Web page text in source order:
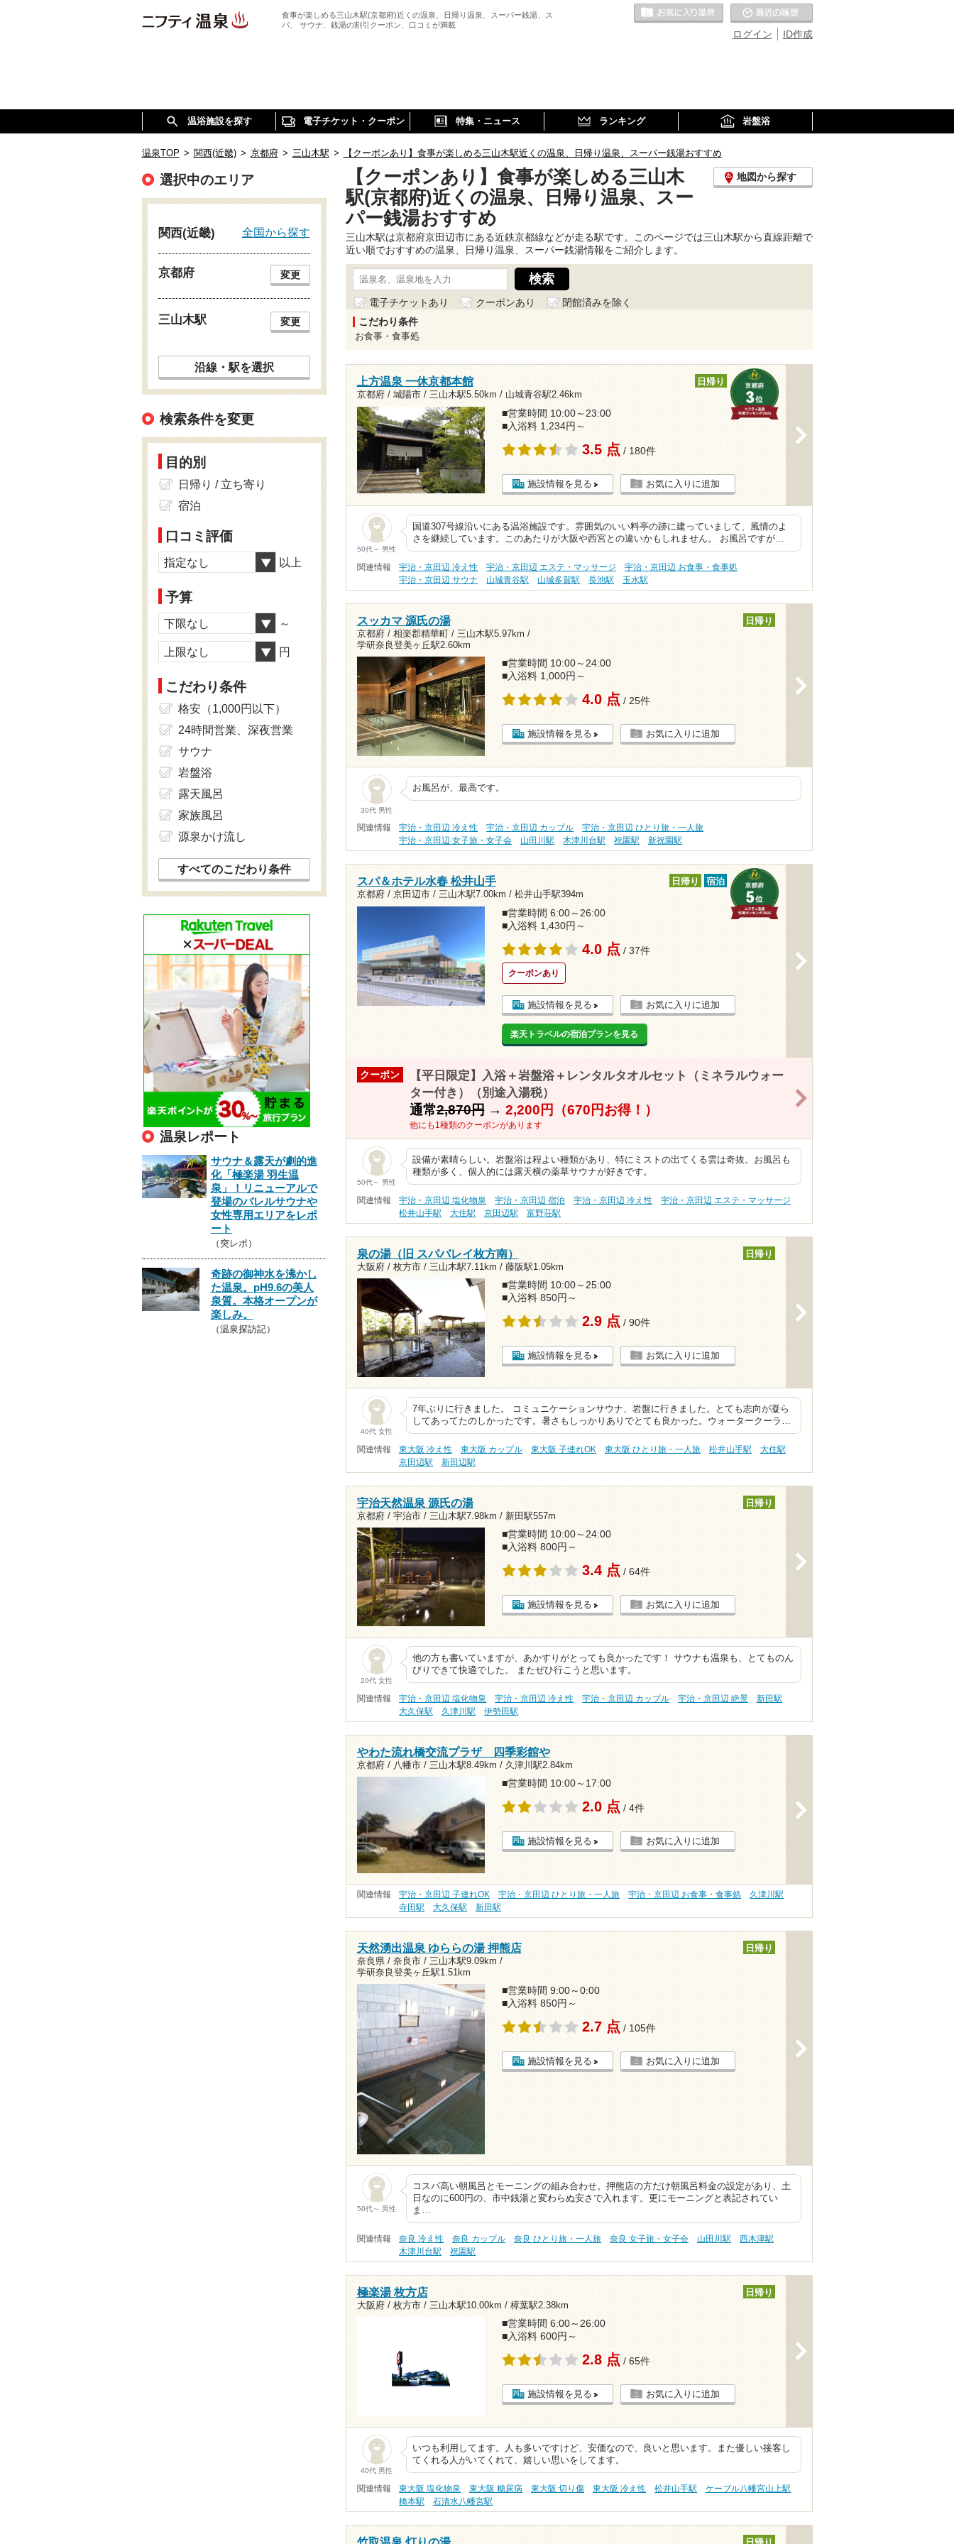
食事が楽しめる三山木駅(京都府)近くの温泉、日帰り温泉、スーパー銭湯、ス
パ、 サウナ、銭湯の割引クーポン、口コミが満載
ID作成
ログイン
お気に入りの温泉
温浴施設を探す 電子チケット・クーポン 特集・ニュース ランキング 岩盤浴
温泉TOP > 関西(近畿) > 京都府 > 三山木駅 > 【クーポンあり】食事が楽しめる三山木駅近くの温泉、日帰り温泉、スーパー銭湯おすすめ
【クーポンあり】食事が楽しめる三山木
駅(京都府)近くの温泉、日帰り温泉、スー
パー銭湯おすすめ
地図から探す
三山木駅は京都府京田辺市にある近鉄京都線などが走る駅です。このページでは三山木駅から直線距離で
近い順でおすすめの温泉、日帰り温泉、スーパー銭湯情報をご紹介します。
電子チケットあり クーポンあり
閉館済みを除く
こだわり条件
お食事・食事処
上方温泉 一休京都本館
京都府 / 城陽市 / 三山木駅5.50km / 山城青谷駅2.46km
日帰り
■営業時間 10:00～23:00
■入浴料 1,234円～
3.5 点 / 180件
施設情報を見る お気に入りに追加
50代～ 男性
国道307号線沿いにある温浴施設です。雰囲気のいい料亭の跡に建っていまして、風情のよ
さを継続しています。このあたりが大阪や西宮との違いかもしれません。 お風呂ですが…
関連情報 宇治・京田辺 冷え性 宇治・京田辺 エステ・マッサージ
宇治・京田辺 お食事・食事処
宇治・京田辺 サウナ
山城青谷駅 山城多賀駅 長池駅 玉水駅
スッカマ 源氏の湯
京都府 / 相楽郡精華町 / 三山木駅5.97km /
学研奈良登美ヶ丘駅2.60km
日帰り
■営業時間 10:00～24:00
■入浴料 1,000円～
4.0 点 / 25件
施設情報を見る お気に入りに追加
30代 男性
お風呂が、最高です。
関連情報 宇治・京田辺 冷え性 宇治・京田辺 カップル
宇治・京田辺 ひとり旅・一人旅
宇治・京田辺 女子旅・女子会
山田川駅 木津川台駅 祝園駅 新祝園駅
スパ＆ホテル水春 松井山手
京都府 / 京田辺市 / 三山木駅7.00km / 松井山手駅394m
日帰り 宿泊
■営業時間 6:00～26:00
■入浴料 1,430円～
4.0 点 / 37件
クーポンあり
施設情報を見る お気に入りに追加
楽天トラベルの宿泊プランを見る
クーポン
【平日限定】入浴＋岩盤浴＋レンタルタオルセット（ミネラルウォー
ター付き）（別途入湯税）
通常2,870円→ 2,200円（670円お得！）
他にも1種類のクーポンがあります
>
50代～ 男性
設備が素晴らしい。岩盤浴は程よい種類があり、特にミストの出てくる雲は奇抜。お風呂も
種類が多く、個人的には露天横の薬草サウナが好きです。
関連情報 宇治・京田辺 塩化物泉 宇治・京田辺 宿泊 宇治・京田辺 冷え性
宇治・京田辺 エステ・マッサージ
松井山手駅
大住駅 京田辺駅 富野荘駅
泉の湯（旧 スパバレイ枚方南）
大阪府 / 枚方市 / 三山木駅7.11km / 藤阪駅1.05km
日帰り
■営業時間 10:00～25:00
■入浴料 850円～
2.9 点 / 90件
施設情報を見る お気に入りに追加
40代 女性
7年ぶりに行きました。 コミュニケーションサウナ、岩盤に行きました。とても志向が凝ら
してあってたのしかったです。暑さもしっかりありでとても良かった。ウォータークーラ…
関連情報 東大阪 冷え性 東大阪 カップル 東大阪 子連れOK 東大阪 ひとり旅・一人旅 松井山手駅
大住駅
京田辺駅
新田辺駅
宇治天然温泉 源氏の湯
京都府 / 宇治市 / 三山木駅7.98km / 新田駅557m
日帰り
■営業時間 10:00～24:00
■入浴料 800円～
3.4 点 / 64件
施設情報を見る お気に入りに追加
20代 女性
他の方も書いていますが、あかすりがとっても良かったです！ サウナも温泉も、とてものん
びりできて快適でした。 またぜひ行こうと思います。
関連情報 宇治・京田辺 塩化物泉 宇治・京田辺 冷え性 宇治・京田辺 カップル 宇治・京田辺 絶景
新田駅
大久保駅
久津川駅 伊勢田駅
やわた流れ橋交流プラザ 四季彩館や
京都府 / 八幡市 / 三山木駅8.49km / 久津川駅2.84km
■営業時間 10:00～17:00
2.0 点 / 4件
施設情報を見る お気に入りに追加
関連情報 宇治・京田辺 子連れOK 宇治・京田辺 ひとり旅・一人旅 宇治・京田辺 お食事・食事処
久津川駅
寺田駅
大久保駅 新田駅
天然湧出温泉 ゆららの湯 押熊店
奈良県 / 奈良市 / 三山木駅9.09km /
学研奈良登美ヶ丘駅1.51km
日帰り
■営業時間 9:00～0:00
■入浴料 850円～
2.7 点 / 105件
施設情報を見る お気に入りに追加
50代～ 男性
コスパ高い朝風呂とモーニングの組み合わせ。押熊店の方だけ朝風呂料金の設定があり、土
日なのに600円の、市中銭湯と変わらぬ安さで入れます。更にモーニングと表記されてい
ま…
関連情報 奈良 冷え性 奈良 カップル 奈良 ひとり旅・一人旅 奈良 女子旅・女子会 山田川駅
西木津駅
木津川台駅
祝園駅
極楽湯 枚方店
大阪府 / 枚方市 / 三山木駅10.00km / 樟葉駅2.38km
日帰り
■営業時間 6:00～26:00
■入浴料 600円～
2.8 点 / 65件
施設情報を見る お気に入りに追加
40代 男性
いつも利用してます。人も多いですけど、安価なので、良いと思います。また優しい接客し
てくれる人がいてくれて、嬉しい思いをしてます。
関連情報 東大阪 塩化物泉 東大阪 糖尿病 東大阪 切り傷 東大阪 冷え性 松井山手駅
ケーブル八幡宮山上駅
橋本駅
石清水八幡宮駅
選択中のエリア
関西(近畿) 全国から探す
京都府 変更
三山木駅 変更
沿線・駅を選択
検索条件を変更
目的別
日帰り / 立ち寄り
宿泊
口コミ評価
指定なし 以上
予算
下限なし ～
上限なし 円
こだわり条件
格安（1,000円以下）
24時間営業、深夜営業
サウナ
岩盤浴
露天風呂
家族風呂
源泉かけ流し
すべてのこだわり条件
温泉レポート
サウナ＆露天が劇的進
化「極楽湯 羽生温
泉」！リニューアルで
登場のバレルサウナや
女性専用エリアをレポ
ート
（突レポ）
奇跡の御神水を沸かし
た温泉。pH9.6の美人
泉質。本格オープンが
楽しみ。
（温泉探訪記）